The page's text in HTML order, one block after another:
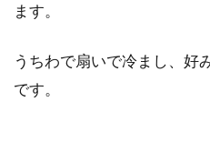
1食の目
ます。
うちわで扇いで冷まし、好
です。